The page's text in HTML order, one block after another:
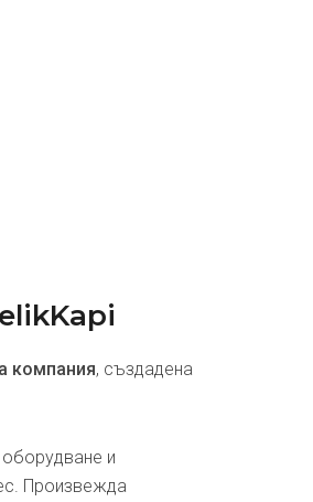
компания, създадена
и
Произвежда